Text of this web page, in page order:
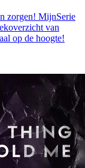
zorgen! MijnSerie
van
op de hoogte!